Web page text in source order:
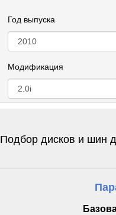
Год выпуска
Модификация
Подбор дисков и шин